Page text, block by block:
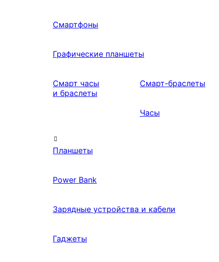
Смартфоны
Графические планшеты
Смарт часы
и браслеты
Смарт-браслеты
Часы
Планшеты
Power Bank
Зарядные устройства и кабели
Гаджеты